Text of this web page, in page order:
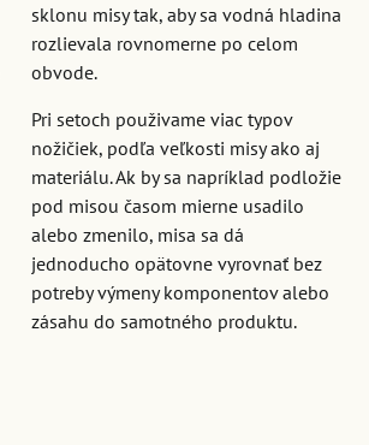
sklonu misy tak, aby sa vodná hladina
rozlievala rovnomerne po celom
obvode.
Pri setoch použivame viac typov
nožičiek, podľa veľkosti misy ako aj
materiálu. Ak by sa napríklad podložie
pod misou časom mierne usadilo
alebo zmenilo, misa sa dá
jednoducho opätovne vyrovnať bez
potreby výmeny komponentov alebo
zásahu do samotného produktu.